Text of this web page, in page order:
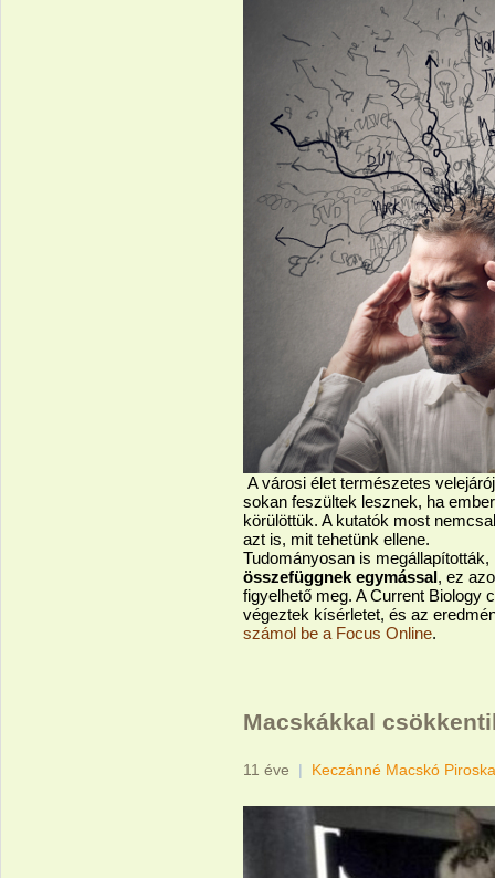
A városi élet természetes
sokan feszültek lesznek, ha
körülöttük. A kutatók most
azt is, mit tehetünk ellene.
Tudományosan is megállapították,
összefüggnek egymással, ez
figyelhető meg. A Current Biology
végeztek kísérletet, és az
számol be a Focus Online.
Macskákkal
11 éve | Keczánné Macskó Piroska